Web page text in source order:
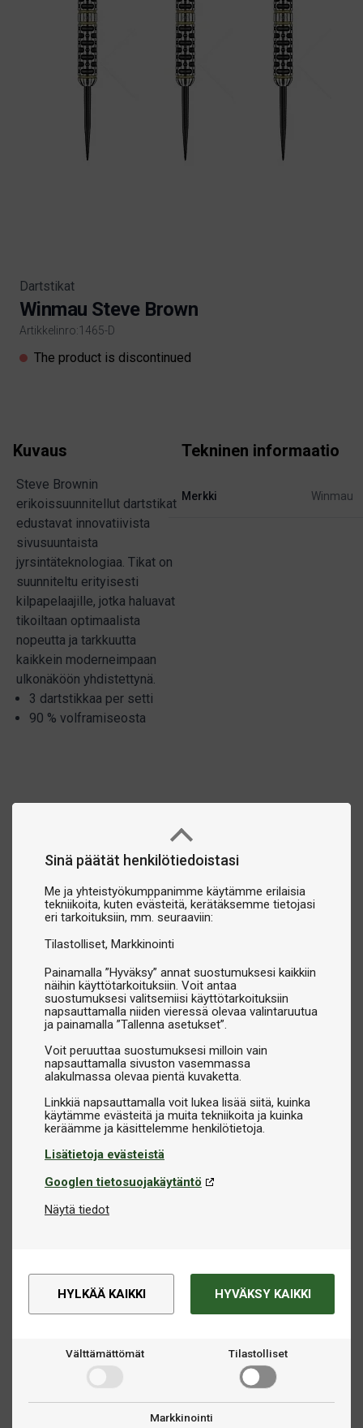
Sinä päätät henkilötiedoistasi
Me ja yhteistyökumppanimme käytämme erilaisia
tekniikoita, kuten evästeitä, kerätäksemme tietojasi
eri tarkoituksiin, mm. seuraaviin:
Tilastolliset Markkinointi
Painamalla ”Hyväksy” annat suostumuksesi kaikkiin
näihin käyttötarkoituksiin. Voit antaa
suostumuksesi valitsemiisi käyttötarkoituksiin
napsauttamalla niiden vieressä olevaa valintaruutua
ja painamalla ”Tallenna asetukset”.
Voit peruuttaa suostumuksesi milloin vain
napsauttamalla sivuston vasemmassa
alakulmassa olevaa pientä kuvaketta.
Linkkiä napsauttamalla voit lukea lisää siitä, kuinka
käytämme evästeitä ja muita tekniikoita ja kuinka
Lisätietoja evästeistä
Googlen tietosuojakäytäntö
Näytä tiedot
HYLKÄÄ KAIKKI HYVÄKSY KAIKKI
Välttämättömät Tilastolliset
Markkinointi
Dartstikat
Winmau Steve Brown
Artikkelinro:1465-D
Product information
The product is discontinued
Kuvaus
Steve Brownin
erikoissuunnitellut dartstikat
edustavat innovatiivista
sivusuuntaista
jyrsintäteknologiaa. Tikat on
suunniteltu erityisesti
kilpapelaajille, jotka haluavat
tikoiltaan optimaalista
nopeutta ja tarkkuutta
kaikkein moderneimpaan
ulkonäköön yhdistettynä.
3 dartstikkaa per setti
90 % volframiseosta
Tekninen informaatio
Merkki Winmau